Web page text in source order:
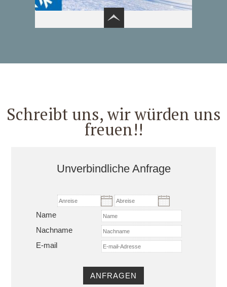
Schreibt uns, wir würden uns
freuen!!
Unverbindliche Anfrage
Name
Nachname
E-mail